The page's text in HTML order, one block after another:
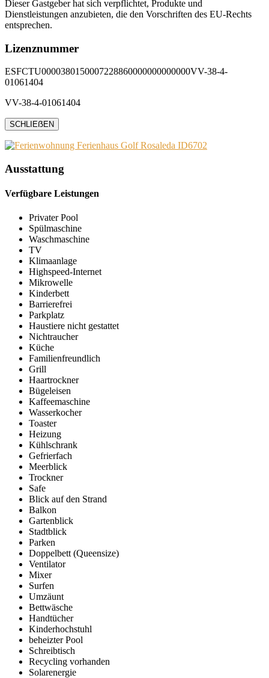
Dieser Gastgeber hat sich verpflichtet, Produkte und
Dienstleistungen anzubieten, die den Vorschriften des EU-Rechts
entsprechen.
Lizenznummer
ESFCTU0000380150007228860000000000000VV-38-4-
01061404
VV-38-4-01061404
SCHLIEẞEN
Ausstattung
Verfügbare Leistungen
Privater Pool
Spülmaschine
Waschmaschine
TV
Klimaanlage
Highspeed-Internet
Mikrowelle
Kinderbett
Barrierefrei
Parkplatz
Haustiere nicht gestattet
Nichtraucher
Küche
Familienfreundlich
Grill
Haartrockner
Bügeleisen
Kaffeemaschine
Wasserkocher
Toaster
Heizung
Kühlschrank
Gefrierfach
Meerblick
Trockner
Safe
Blick auf den Strand
Balkon
Gartenblick
Stadtblick
Parken
Doppelbett (Queensize)
Ventilator
Mixer
Surfen
Umzäunt
Bettwäsche
Handtücher
Kinderhochstuhl
beheizter Pool
Schreibtisch
Recycling vorhanden
Solarenergie